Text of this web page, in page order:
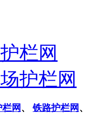
栏网
护栏网
网 、铁路护栏网 、